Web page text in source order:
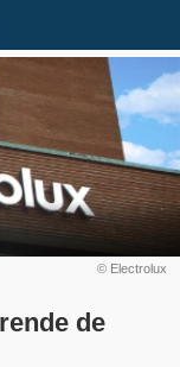
© Electrolux
de